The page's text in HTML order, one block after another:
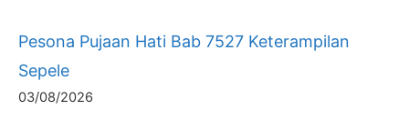
Pesona Pujaan Hati Bab 7527 Keterampilan
Sepele
03/08/2026